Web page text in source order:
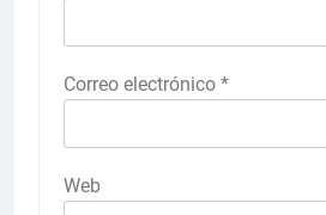
Correo electrónico *
Web